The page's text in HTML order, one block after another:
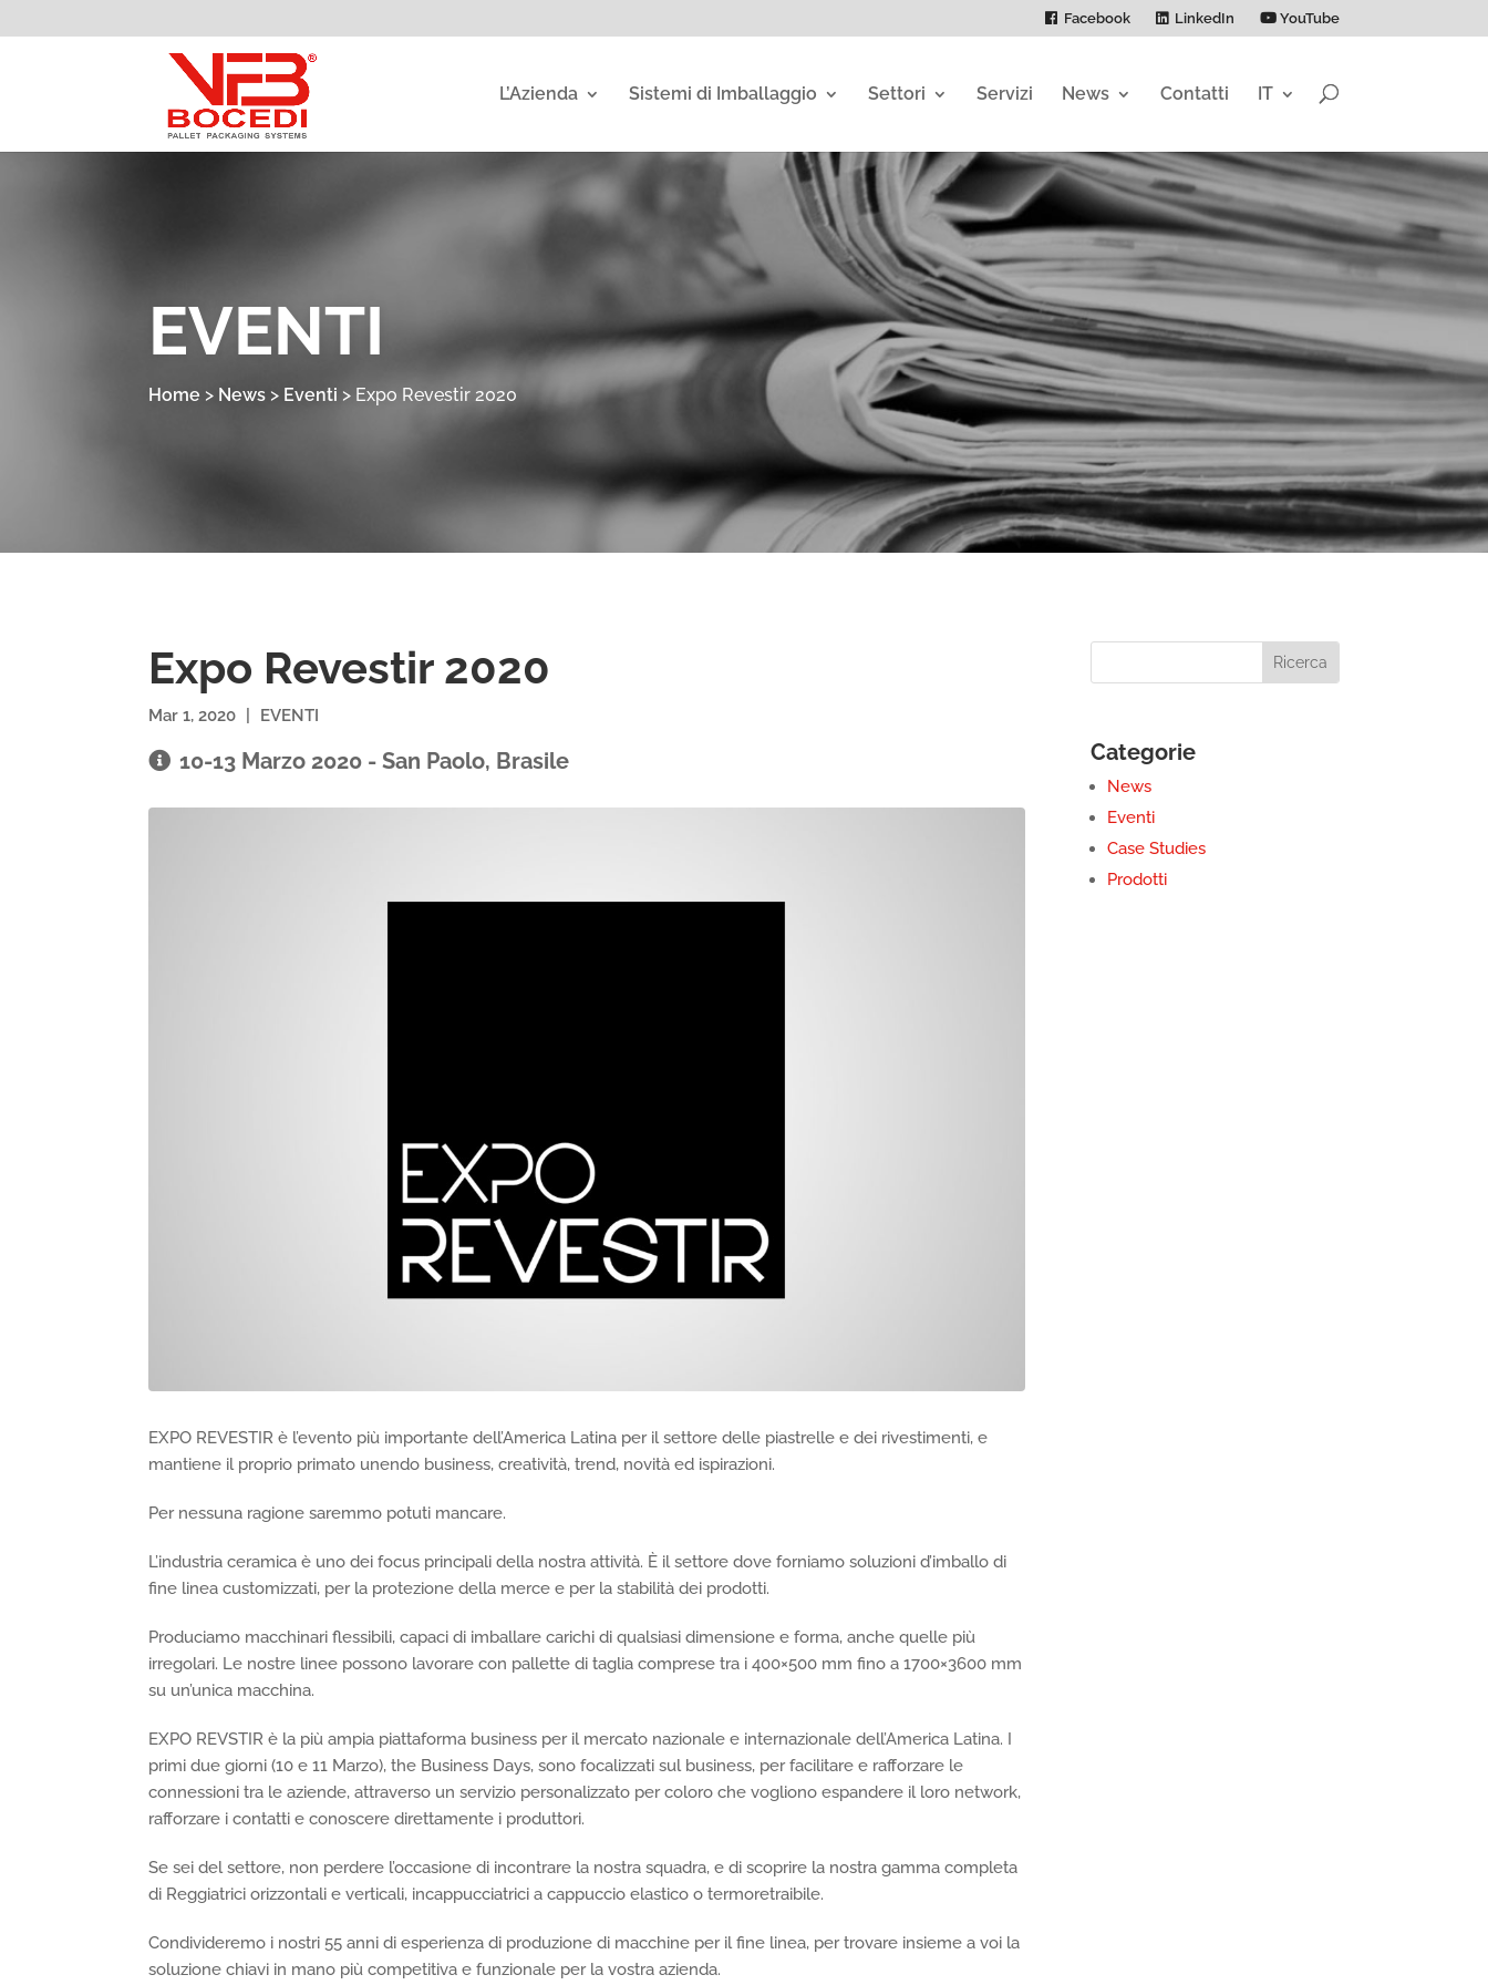
Facebook LinkedIn YouTube
L’Azienda Sistemi di Imballaggio Settori Servizi News Contatti IT
EVENTI
Home > News > Eventi > Expo Revestir 2020
Expo Revestir 2020
Mar 1, 2020 EVENTI
10-13 Marzo 2020 - San Paolo, Brasile
EXPO REVESTIR è l’evento più importante dell’America Latina per il settore delle piastrelle e dei rivestimenti, e
mantiene il proprio primato unendo business, creatività, trend, novità ed ispirazioni.
Per nessuna ragione saremmo potuti mancare.
L’industria ceramica è uno dei focus principali della nostra attività. È il settore dove forniamo soluzioni d’imballo di
fine linea customizzati, per la protezione della merce e per la stabilità dei prodotti.
Produciamo macchinari flessibili, capaci di imballare carichi di qualsiasi dimensione e forma, anche quelle più
irregolari. Le nostre linee possono lavorare con pallette di taglia comprese tra i 400×500 mm fino a 1700×3600 mm
su un’unica macchina.
EXPO REVSTIR è la più ampia piattaforma business per il mercato nazionale e internazionale dell’America Latina. I
primi due giorni (10 e 11 Marzo), the Business Days, sono focalizzati sul business, per facilitare e rafforzare le
connessioni tra le aziende, attraverso un servizio personalizzato per coloro che vogliono espandere il loro network,
rafforzare i contatti e conoscere direttamente i produttori.
Se sei del settore, non perdere l’occasione di incontrare la nostra squadra, e di scoprire la nostra gamma completa
di Reggiatrici orizzontali e verticali, incappucciatrici a cappuccio elastico o termoretraibile.
Condivideremo i nostri 55 anni di esperienza di produzione di macchine per il fine linea, per trovare insieme a voi la
soluzione chiavi in mano più competitiva e funzionale per la vostra azienda.
Categorie
News
Eventi
Case Studies
Prodotti